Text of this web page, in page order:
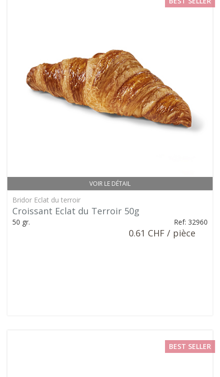
VOIR LE DÉTAIL
Bridor Eclat du terroir
Croissant Eclat du Terroir 50g
50 gr. Ref: 32960
0.61 CHF / pièce
BEST SELLER